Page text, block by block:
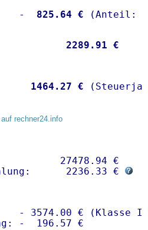
-
  825.64 €
2289.91 €
1464.27 €
rechner24.info
27478.94 €
2236.33 €
- 3574.00 € (Klasse I)
-  196.57 €